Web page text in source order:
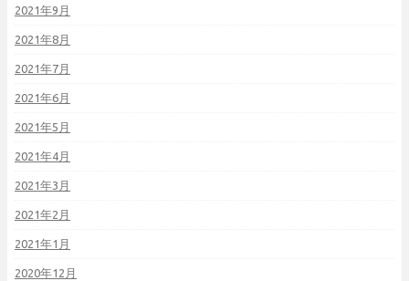
2021年9月
2021年8月
2021年7月
2021年6月
2021年5月
2021年4月
2021年3月
2021年2月
2021年1月
2020年12月